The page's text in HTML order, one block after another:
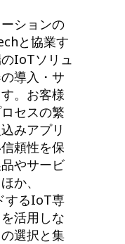
ションの
と協業す
IoTソリュ
導入・サ
。お客様
セスの繁
みアプリ
頼性を保
やサービ
か、
するIoT専
活用しな
選択と集